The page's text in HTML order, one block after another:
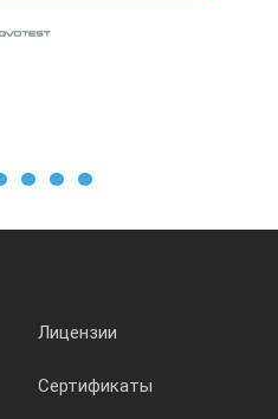
Лицензии
Сертификаты